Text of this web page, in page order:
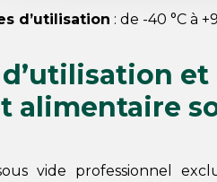
d’utilisation : de -40 °C à
alimentaire
vide professionnel